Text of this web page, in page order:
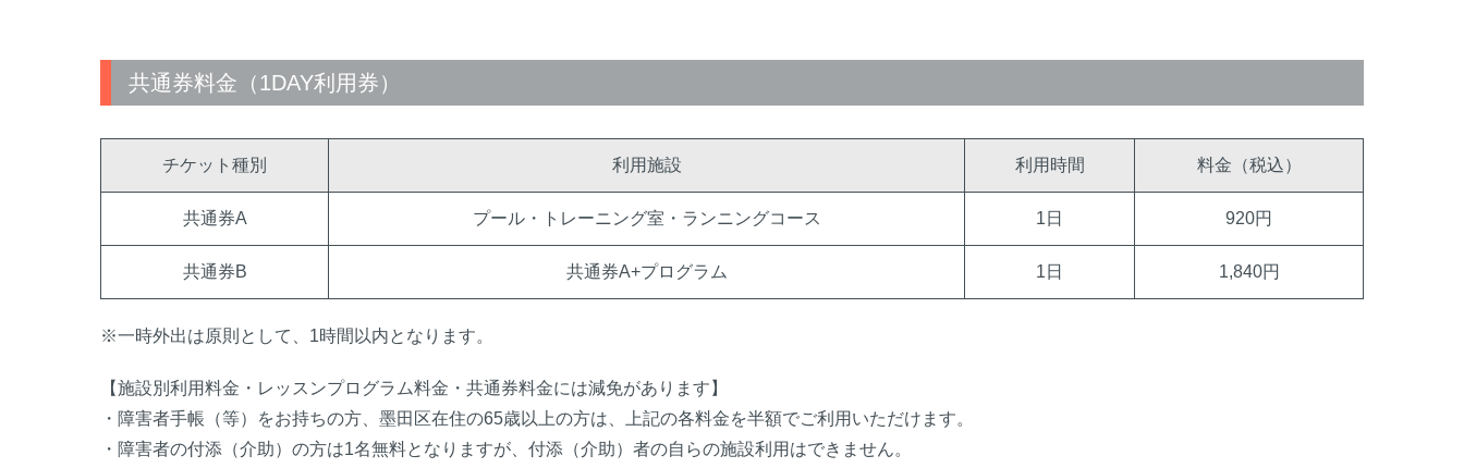
共通券料金（1DAY利用券）
チケット種別 利用施設 利用時間 料金（税込）
共通券A プール・トレーニング室・ランニングコース 1日 920円
共通券B 共通券A+プログラム 1日 1,840円
※一時外出は原則として、1時間以内となります。
【施設別利用料金・レッスンプログラム料金・共通券料金には減免があります】
・障害者手帳（等）をお持ちの方、墨田区在住の65歳以上の方は、上記の各料金を半額でご利用いただけます。
・障害者の付添（介助）の方は1名無料となりますが、付添（介助）者の自らの施設利用はできません。